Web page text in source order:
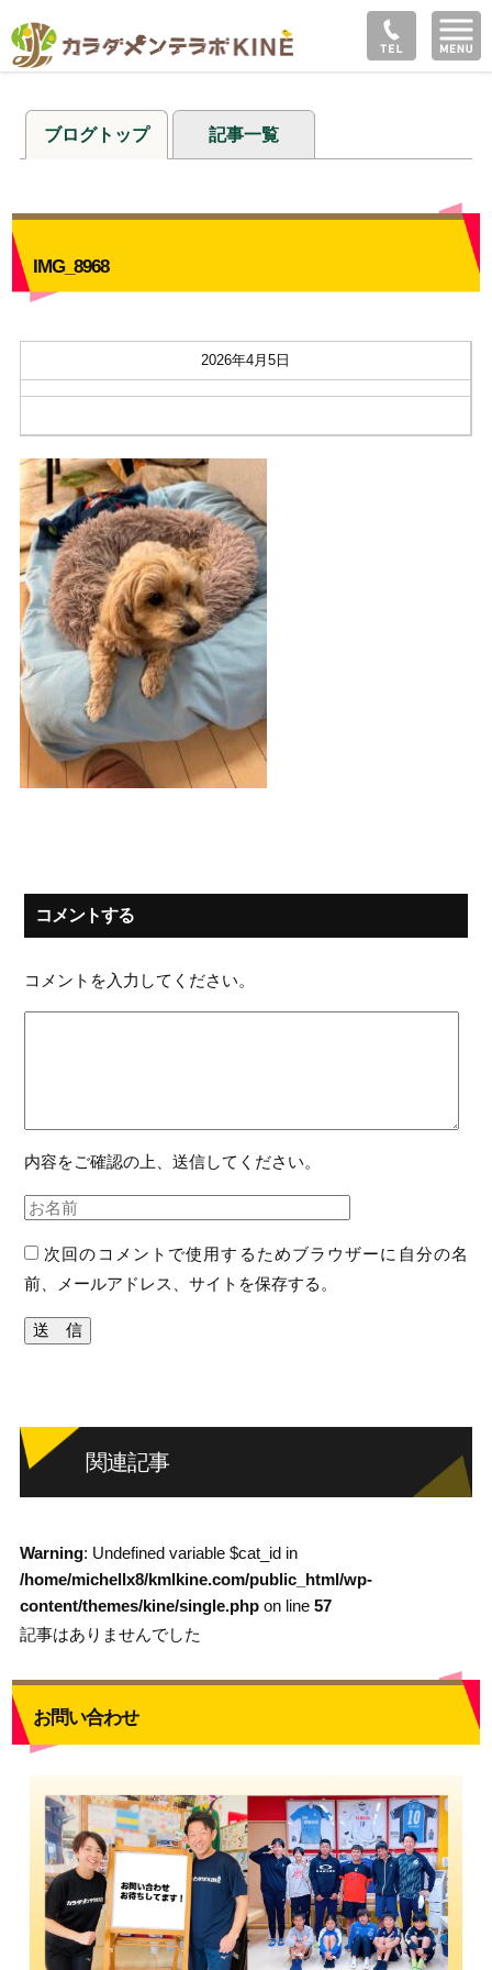
ブログトップ 記事一覧
IMG_8968
2026年4月5日
コメントする
コメントを入力してください。
内容をご確認の上、送信してください。
次回のコメントで使用するためブラウザーに自分の名
前、メールアドレス、サイトを保存する。
関連記事
Warning: Undefined variable $cat_id in
/home/michellx8/kmlkine.com/public_html/wp-
content/themes/kine/single.phpon line 57
記事はありませんでした
お問い合わせ